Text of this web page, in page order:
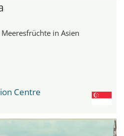
in Asien
Centre